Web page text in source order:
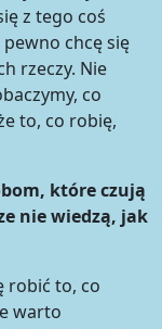
z tego coś
chcę się
rzeczy. Nie
co
to, co robię,
które czują
nie wiedzą, jak
robić to, co
warto